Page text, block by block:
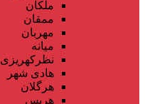
ملکان
ممقان
مهربان
میانه
نظرکهریزی
هادی شهر
هرگلان
هریس